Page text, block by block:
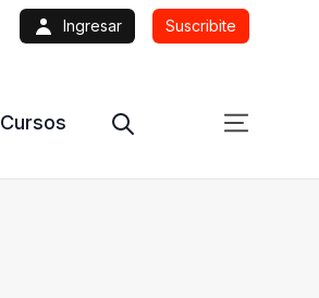
Ingresar Suscribite
Cursos